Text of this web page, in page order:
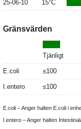
25-06-10 15°C
Gränsvärden
Tjänligt
E.coli ≤100
I.entero ≤100
E.coli – Anger halten E.coli i
I.entero – Anger halten